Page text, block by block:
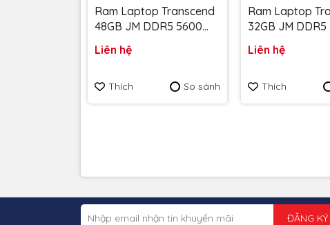
Ram Laptop Transcend
48GB JM DDR5 5600
CL46 1.1V JM5600ASE-
Liên hệ
Thích So sánh
Ram Laptop
32GB JM
CL46 1.1V
Liên hệ
Thích
ĐĂNG KÝ